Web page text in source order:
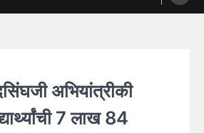
अभियांत्रीकी
7 लाख 84